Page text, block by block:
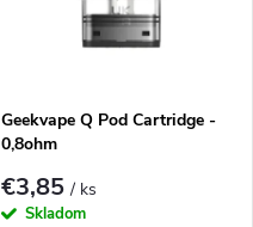
Geekvape Q Pod Cartridge -
0,8ohm
€3,85/ ks
Skladom